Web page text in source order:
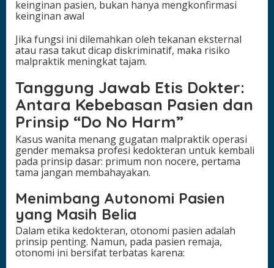
keinginan pasien, bukan hanya mengkonfirmasi
keinginan awal
Jika fungsi ini dilemahkan oleh tekanan eksternal
atau rasa takut dicap diskriminatif, maka risiko
malpraktik meningkat tajam.
Tanggung Jawab Etis Dokter:
Antara Kebebasan Pasien dan
Prinsip “Do No Harm”
Kasus wanita menang gugatan malpraktik operasi
gender memaksa profesi kedokteran untuk kembali
pada prinsip dasar: primum non nocere, pertama
tama jangan membahayakan.
Menimbang Autonomi Pasien
yang Masih Belia
Dalam etika kedokteran, otonomi pasien adalah
prinsip penting. Namun, pada pasien remaja,
otonomi ini bersifat terbatas karena: